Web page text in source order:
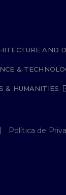
AND
&
& HUMANITIES
Política de